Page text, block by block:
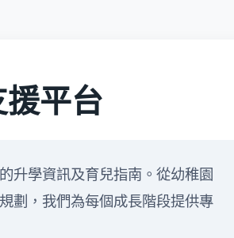
平台
升學資訊及育兒指南。從幼稚園
劃，我們為每個成長階段提供專